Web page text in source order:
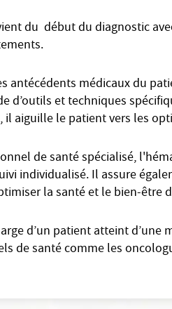
du début du diagnostic
antécédents médicaux du
d’outils et techniques
il aiguille le patient vers les
de santé spécialisé,
individualisé. Il assure
la santé et le bien-être
d’un patient atteint
de santé comme les